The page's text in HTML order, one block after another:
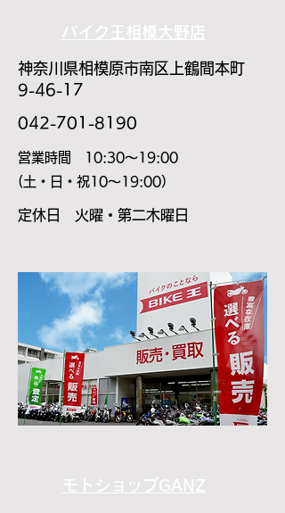
バイク王相模大野店
神奈川県相模原市南区上鶴間本町
9-46-17
​042-701-8190
​営業時間 10:30～19:00
(土・日・祝10～19:00）
​定休日 火曜・第二木曜日
モトショップGANZ